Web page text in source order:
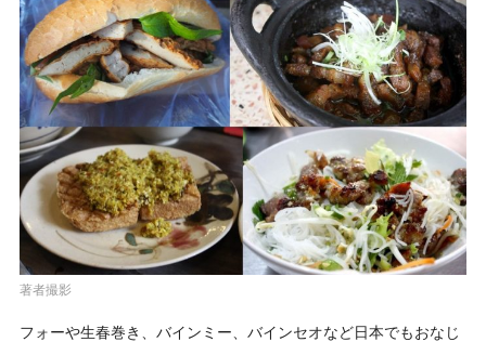
著者撮影
フォーや生春巻き、バインミー、バインセオなど日本でもおなじ